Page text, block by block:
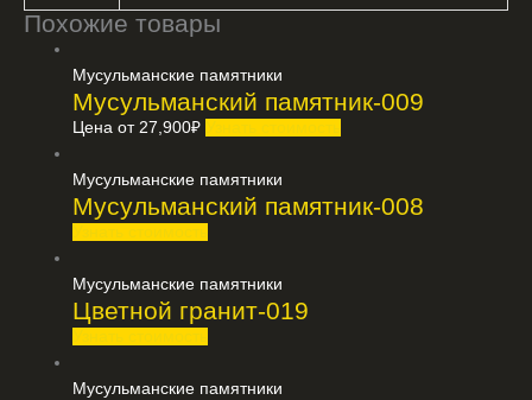
Похожие товары
Мусульманские памятники
Мусульманский памятник-009
Цена от27,900₽
Мусульманские памятники
Мусульманский памятник-008
Мусульманские памятники
Цветной гранит-019
Мусульманские памятники